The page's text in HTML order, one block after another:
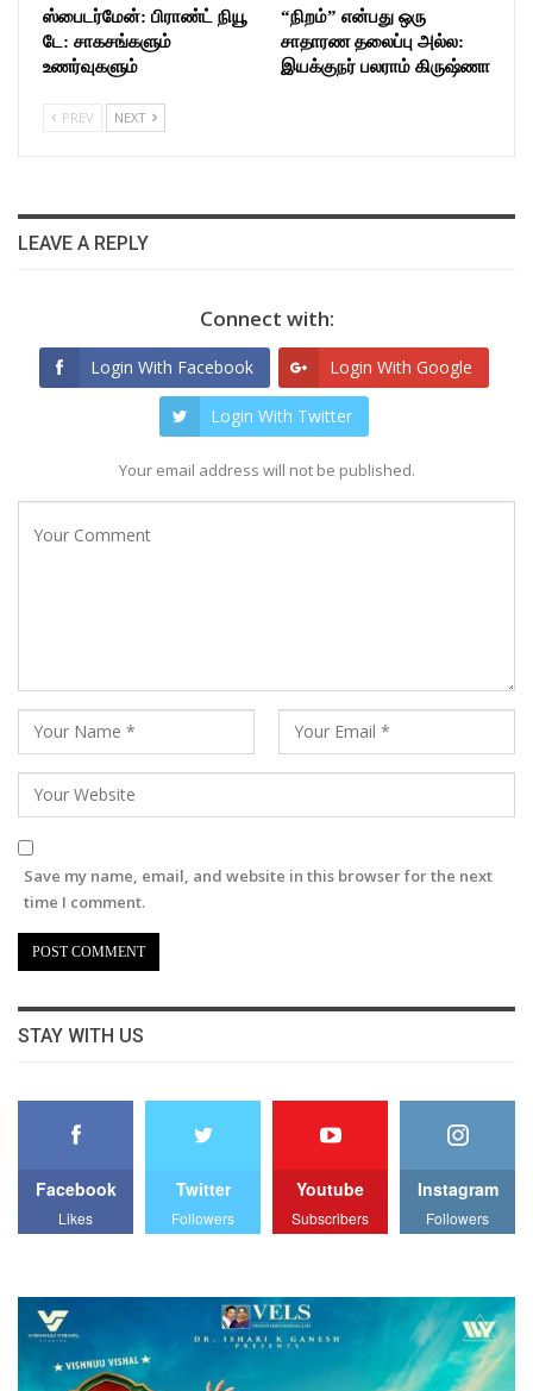
ஸ்பைடர்மேன்: பிராண்ட் நியூ
டே: சாகசங்களும்
உணர்வுகளும்
“நிறம்” என்பது ஒரு
சாதாரண தலைப்பு அல்ல:
இயக்குநர் பலராம் கிருஷ்ணா
PREV NEXT
LEAVE A REPLY
Connect with:
Login With Facebook Login With Google
Login With Twitter
Your email address will not be published.
Save my name, email, and website in this browser for the next
time I comment.
STAY WITH US
Facebook
Likes
Twitter
Followers
Youtube
Subscribers
Instagram
Followers